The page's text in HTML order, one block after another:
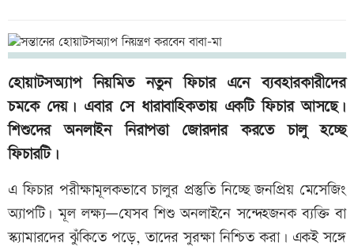
হোয়াটসঅ্যাপ নিয়মিত নতুন ফিচার এনে ব্যবহারকারীদের
চমকে দেয়। এবার সে ধারাবাহিকতায় একটি ফিচার আসছে।
শিশুদের অনলাইন নিরাপত্তা জোরদার করতে চালু হচ্ছে
ফিচারটি।
এ ফিচার পরীক্ষামূলকভাবে চালুর প্রস্তুতি নিচ্ছে জনপ্রিয় মেসেজিং
অ্যাপটি। মূল লক্ষ্য—যেসব শিশু অনলাইনে সন্দেহজনক ব্যক্তি বা
স্ক্যামারদের ঝুঁকিতে পড়ে, তাদের সুরক্ষা নিশ্চিত করা। একই সঙ্গে